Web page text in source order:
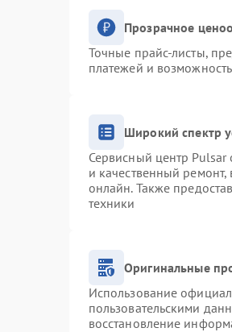
Прозрачное
Точные прайс-листы,
платежей и
Широкий спектр
Сервисный центр Pulsar
и качественный ремонт,
онлайн. Также
техники
Оригинальные
Использование
пользовательскими
восстановление